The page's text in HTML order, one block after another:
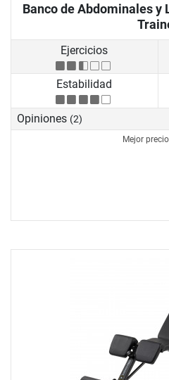
Banco de Abdominales y
Ejercicios
Estabilidad
Opiniones (2)
Mejor